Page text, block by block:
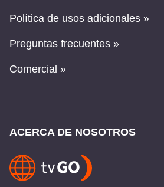
Política de usos adicionales »
Preguntas frecuentes »
Comercial »
ACERCA DE NOSOTROS